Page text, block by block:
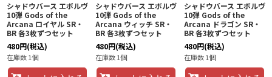
シャドウバース エボルヴ
10弾 Gods of the
Arcana ロイヤル SR・
BR 各3枚ずつセット
480円(税込)
在庫数 1個
シャドウバース エボルヴ
10弾 Gods of the
Arcana ウィッチ SR・
BR 各3枚ずつセット
480円(税込)
在庫数 1個
シャドウバース エボルヴ
10弾 Gods of the
Arcana ドラゴン SR・
BR 各3枚ずつセット
480円(税込)
在庫数 1個